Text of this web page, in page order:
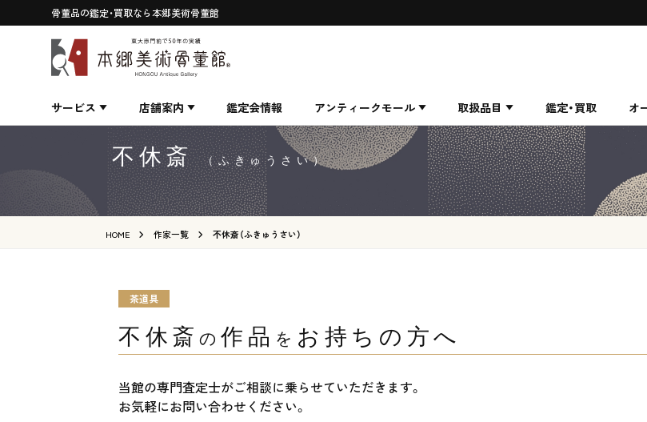
骨董品の鑑定・買取なら本郷美術骨董館
サービス 店舗案内 鑑定会情報 アンティークモール 取扱品目 鑑定・買取 オ
不休斎 （ふきゅうさい）
HOME 作家一覧 不休斎（ふきゅうさい）
茶道具
不休斎 の作品 を お持ちの方へ
当館の専門査定士がご相談に乗らせていただきます。
お気軽にお問い合わせください。